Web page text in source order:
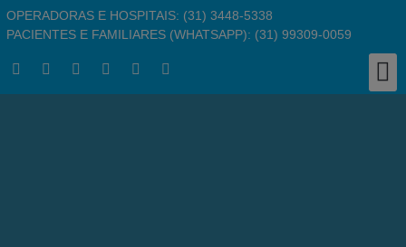
OPERADORAS E HOSPITAIS: (31) 3448-5338
PACIENTES E FAMILIARES (WHATSAPP): (31) 99309-0059